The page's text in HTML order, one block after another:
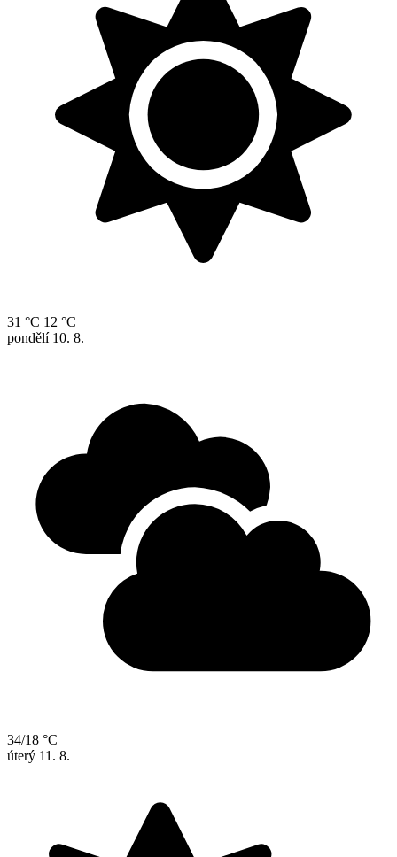
31 °C 12 °C
pondělí 10. 8.
34/18 °C
úterý 11. 8.